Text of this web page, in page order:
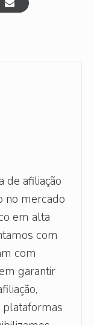
de afiliação
no mercado
em alta
com
com
garantir
plataformas